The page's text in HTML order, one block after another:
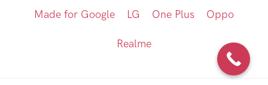
Made for Google LG One Plus Oppo
Realme